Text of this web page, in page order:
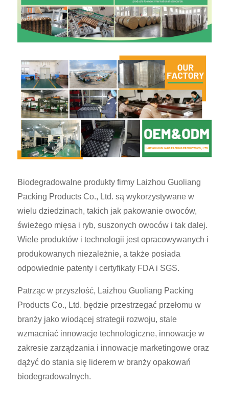
Biodegradowalne produkty firmy Laizhou Guoliang
Packing Products Co., Ltd. są wykorzystywane w
wielu dziedzinach, takich jak pakowanie owoców,
świeżego mięsa i ryb, suszonych owoców i tak dalej.
Wiele produktów i technologii jest opracowywanych i
produkowanych niezależnie, a także posiada
odpowiednie patenty i certyfikaty FDA i SGS.
Patrząc w przyszłość, Laizhou Guoliang Packing
Products Co., Ltd. będzie przestrzegać przełomu w
branży jako wiodącej strategii rozwoju, stale
wzmacniać innowacje technologiczne, innowacje w
zakresie zarządzania i innowacje marketingowe oraz
dążyć do stania się liderem w branży opakowań
biodegradowalnych.